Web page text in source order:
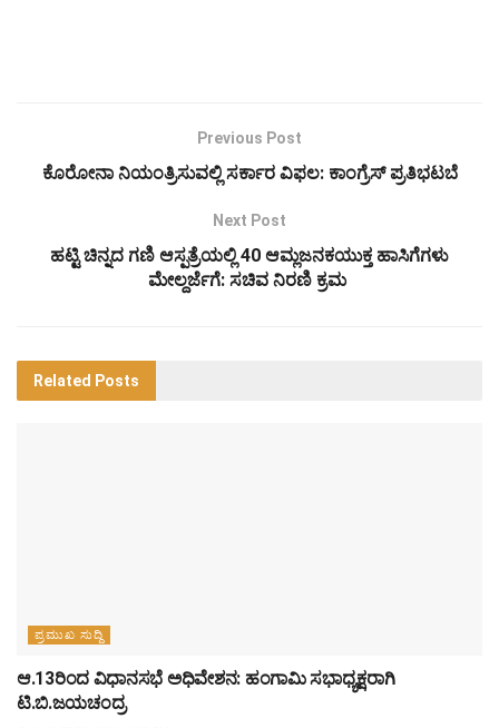
Previous Post
ಕೊರೋನಾ ನಿಯಂತ್ರಿಸುವಲ್ಲಿ ಸರ್ಕಾರ ವಿಫಲ: ಕಾಂಗ್ರೆಸ್ ಪ್ರತಿಭಟಬೆ
Next Post
ಹಟ್ಟಿ ಚಿನ್ನದ ಗಣಿ ಆಸ್ಪತ್ರೆಯಲ್ಲಿ 40 ಆಮ್ಲಜನಕಯುಕ್ತ ಹಾಸಿಗೆಗಳು
ಮೇಲ್ದರ್ಜೆಗೆ: ಸಚಿವ ನಿರಣಿ ಕ್ರಮ
Related Posts
ಪ್ರಮುಖ ಸುದ್ದಿ
ಆ.13ರಿಂದ ವಿಧಾನಸಭೆ ಅಧಿವೇಶನ: ಹಂಗಾಮಿ ಸಭಾಧ್ಯಕ್ಷರಾಗಿ
ಟಿ.ಬಿ.ಜಯಚಂದ್ರ